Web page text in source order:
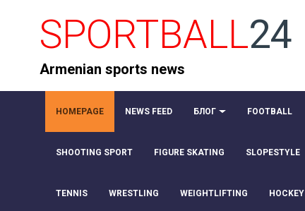
SPORTBALL24
Armenian sports news
HOMEPAGE NEWS FEED БЛОГ FOOTBALL
SHOOTING SPORT FIGURE SKATING SLOPESTYLE
TENNIS WRESTLING WEIGHTLIFTING HOCKEY